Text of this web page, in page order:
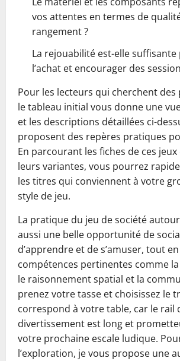
vos attentes en termes de
rangement ?
La rejouabilité est-elle
l’achat et encourager des
Pour les lecteurs qui cherchent des
le tableau initial vous donne une
et les descriptions détaillées ci-
proposent des repères pratiques
En parcourant les fiches de ces
leurs variantes, vous pourrez
les titres qui conviennent à votre
style de jeu.
La pratique du jeu de société
aussi une belle opportunité de
d’apprendre et de s’amuser, tout
compétences pertinentes comme
le raisonnement spatial et la
prenez votre tasse et choisissez le
correspond à votre table, car le rail
divertissement est long et
votre prochaine escale ludique.
l’exploration, je vous propose une